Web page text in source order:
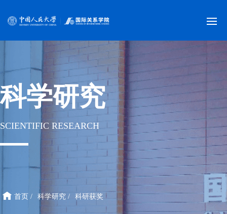
科学研究
SCIENTIFIC RESEARCH
首页 / 科学研究 / 科研获奖